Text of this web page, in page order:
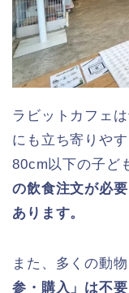
ラビットカフェ
にも立ち寄りや
80cm以下の子ど
の飲食注文が必
あります。
また、多くの動
参・購入」は不要